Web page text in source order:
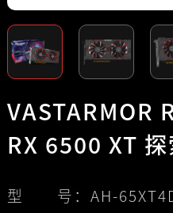
VASTARMOR
RX 6500 XT 探
型 号： AH-